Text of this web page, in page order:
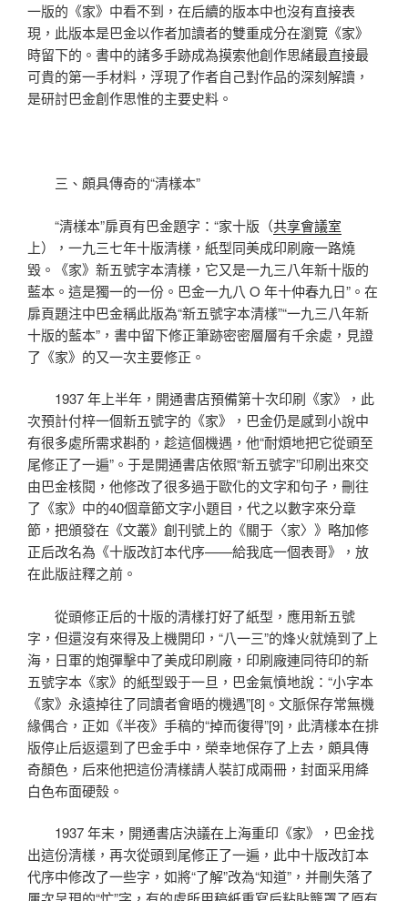
一版的《家》中看不到，在后續的版本中也沒有直接表
現，此版本是巴金以作者加讀者的雙重成分在瀏覽《家》
時留下的。書中的諸多手跡成為摸索他創作思緒最直接最
可貴的第一手材料，浮現了作者自己對作品的深刻解讀，
是研討巴金創作思惟的主要史料。
三、頗具傳奇的“清樣本”
“清樣本”扉頁有巴金題字：“家十版（共享會議室
上），一九三七年十版清樣，紙型同美成印刷廠一路燒
毀。《家》新五號字本清樣，它又是一九三八年新十版的
藍本。這是獨一的一份。巴金一九八 O 年十仲春九日”。在
扉頁題注中巴金稱此版為“新五號字本清樣”“一九三八年新
十版的藍本”，書中留下修正筆跡密密層層有千余處，見證
了《家》的又一次主要修正。
1937 年上半年，開通書店預備第十次印刷《家》，此
次預計付梓一個新五號字的《家》，巴金仍是感到小說中
有很多處所需求斟酌，趁這個機遇，他“耐煩地把它從頭至
尾修正了一遍”。于是開通書店依照“新五號字”印刷出來交
由巴金核閱，他修改了很多過于歐化的文字和句子，刪往
了《家》中的40個章節文字小題目，代之以數字來分章
節，把頒發在《文叢》創刊號上的《關于〈家〉》略加修
正后改名為《十版改訂本代序——給我底一個表哥》，放
在此版註釋之前。
從頭修正后的十版的清樣打好了紙型，應用新五號
字，但還沒有來得及上機開印，“八一三”的烽火就燒到了上
海，日軍的炮彈擊中了美成印刷廠，印刷廠連同待印的新
五號字本《家》的紙型毀于一旦，巴金氣憤地說：“小字本
《家》永遠掉往了同讀者會晤的機遇”[8]。文脈保存常無機
緣偶合，正如《半夜》手稿的“掉而復得”[9]，此清樣本在排
版停止后返還到了巴金手中，榮幸地保存了上去，頗具傳
奇顏色，后來他把這份清樣請人裝訂成兩冊，封面采用絳
白色布面硬殼。
1937 年末，開通書店決議在上海重印《家》，巴金找
出這份清樣，再次從頭到尾修正了一遍，此中十版改訂本
代序中修改了一些字，如將“了解”改為“知道”，并刪失落了